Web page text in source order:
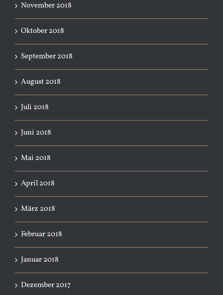
November 2018
Oktober 2018
September 2018
August 2018
Juli 2018
Juni 2018
Mai 2018
April 2018
März 2018
Februar 2018
Januar 2018
Dezember 2017